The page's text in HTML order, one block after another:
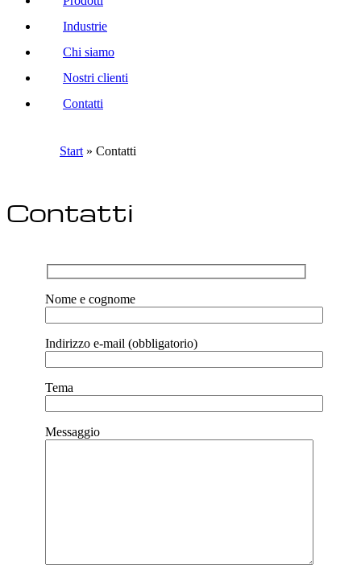
Industrie
Chi siamo
Nostri clienti
Contatti
Start » Contatti
Contatti
Nome e cognome
Indirizzo e-mail (obbligatorio)
Tema
Messaggio